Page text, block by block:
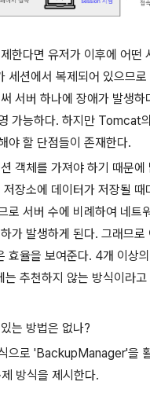
한다면 유저가 이후에 어떤
세션에서 복제되어 있으므
서버 하나에 장애가 발생하
가능하다. 하지만 Tomcat
야 할 단점들이 존재한다.
객체를 가져야 하기 때문에
장소에 데이터가 저장될 때
로 서버 수에 비례하여 네트
가 발생하게 된다. 그래므로
효율을 보여준다. 4개 이상
는 추천하지 않는 방식이라고
는 방법은 없나?
으로 'BackupManager'을
방식을 제시한다.